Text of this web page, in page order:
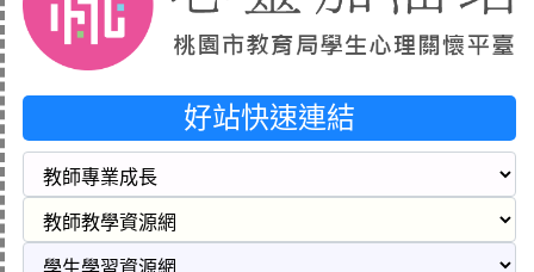
好站快速連結